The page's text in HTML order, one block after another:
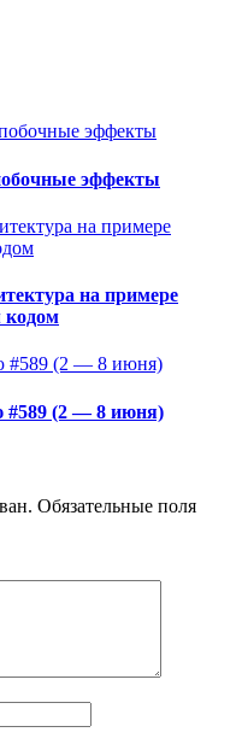
эффекты
на примере
кодом
#589 (2 — 8 июня)
Обязательные поля